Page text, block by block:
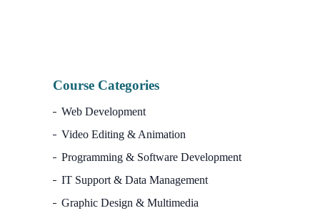
Course Categories
Web Development
Video Editing & Animation
Programming & Software Development
IT Support & Data Management
Graphic Design & Multimedia